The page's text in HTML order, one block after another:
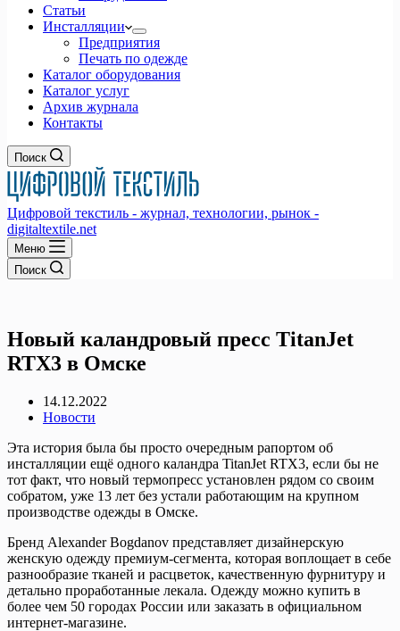
Статьи
Инсталляции
Предприятия
Печать по одежде
Каталог оборудования
Каталог услуг
Архив журнала
Контакты
Поиск
Цифровой текстиль - журнал, технологии, рынок -
digitaltextile.net
Меню
Поиск
Новый каландровый пресс TitanJet
RTX3 в Омске
14.12.2022
Новости
Эта история была бы просто очередным рапортом об
инсталляции ещё одного каландра TitanJet RTX3, если бы не
тот факт, что новый термопресс установлен рядом со своим
собратом, уже 13 лет без устали работающим на крупном
производстве одежды в Омске.
Бренд Alexander Bogdanov представляет дизайнерскую
женскую одежду премиум-сегмента, которая воплощает в себе
разнообразие тканей и расцветок, качественную фурнитуру и
детально проработанные лекала. Одежду можно купить в
более чем 50 городах России или заказать в официальном
интернет-магазине.